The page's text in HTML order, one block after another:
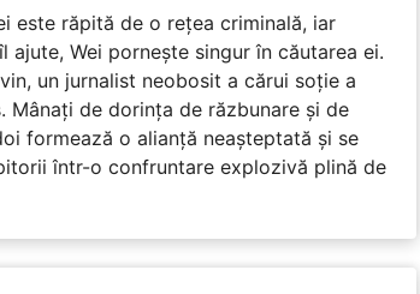
este răpită de o rețea criminală, iar
Wei pornește singur în căutarea ei.
un jurnalist neobosit a cărui soție a
Mânați de dorința de răzbunare și de
formează o alianță neașteptată și se
într-o confruntare explozivă plină de